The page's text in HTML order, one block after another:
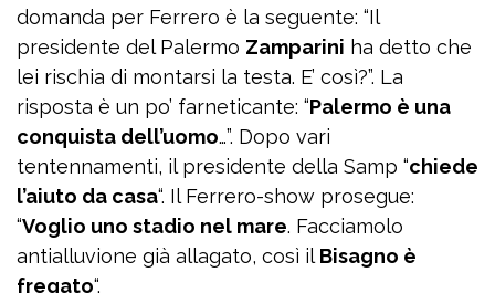
domanda per Ferrero è la seguente: “Il
presidente del Palermo Zamparini ha detto che
lei rischia di montarsi la testa. E’ così?”. La
risposta è un po’ farneticante: “Palermo è una
conquista dell’uomo…”. Dopo vari
tentennamenti, il presidente della Samp “chiede
l’aiuto da casa“. Il Ferrero-show prosegue:
“Voglio uno stadio nel mare. Facciamolo
antialluvione già allagato, così il Bisagno è
fregato“.